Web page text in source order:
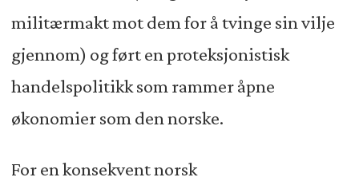
militærmakt mot dem for å tvinge sin vilje
gjennom) og ført en proteksjonistisk
handelspolitikk som rammer åpne
økonomier som den norske.
For en konsekvent norsk